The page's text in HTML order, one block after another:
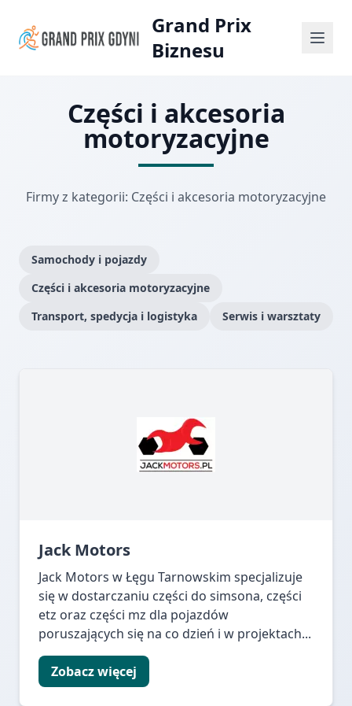
Grand Prix
Biznesu
Części i akcesoria
motoryzacyjne
Firmy z kategorii: Części i akcesoria motoryzacyjne
Samochody i pojazdy
Części i akcesoria motoryzacyjne
Transport, spedycja i logistyka
Serwis i warsztaty
Jack Motors
Jack Motors w Łęgu Tarnowskim specjalizuje
się w dostarczaniu części do simsona, części
etz oraz części mz dla pojazdów
poruszających się na co dzień i w projektach...
Zobacz więcej